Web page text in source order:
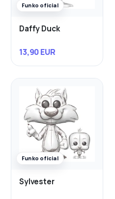
Funko oficial
Daffy Duck
13,90 EUR
Funko oficial
Sylvester